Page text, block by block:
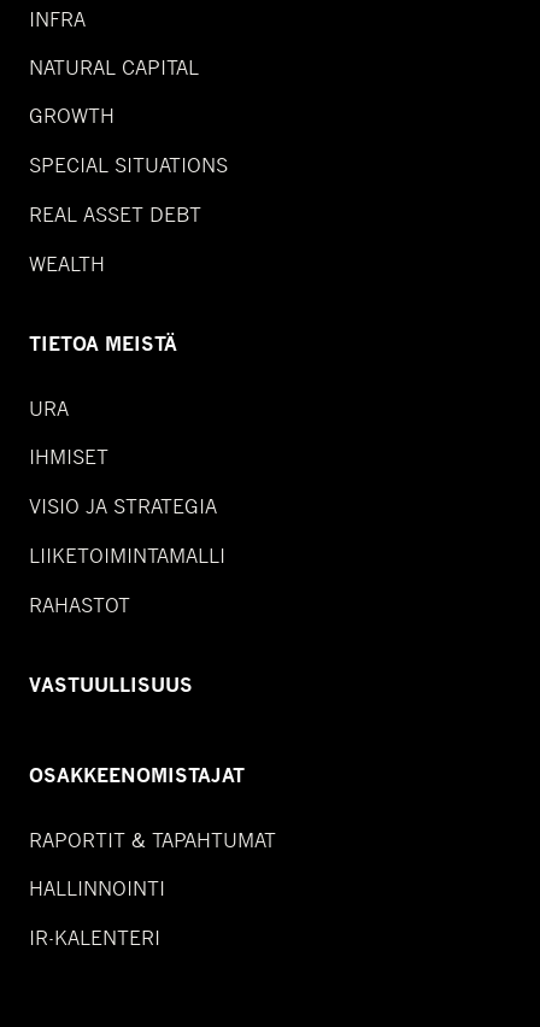
INFRA
NATURAL CAPITAL
GROWTH
SPECIAL SITUATIONS
REAL ASSET DEBT
WEALTH
TIETOA MEISTÄ
URA
IHMISET
VISIO JA STRATEGIA
LIIKETOIMINTAMALLI
RAHASTOT
VASTUULLISUUS
OSAKKEENOMISTAJAT
RAPORTIT & TAPAHTUMAT
HALLINNOINTI
IR-KALENTERI